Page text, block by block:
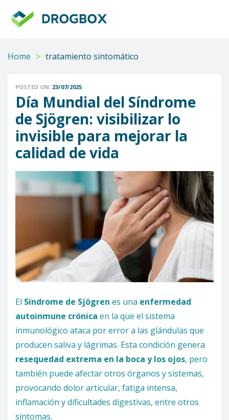
Home > tratamiento sintomático
POSTED ON: 23/07/2025
Día Mundial del Síndrome
de Sjögren: visibilizar lo
invisible para mejorar la
calidad de vida
El Síndrome de Sjögren es una enfermedad
autoinmune crónica en la que el sistema
inmunológico ataca por error a las glándulas que
producen saliva y lágrimas. Esta condición genera
resequedad extrema en la boca y los ojos, pero
también puede afectar otros órganos y sistemas,
provocando dolor articular, fatiga intensa,
inflamación y dificultades digestivas, entre otros
síntomas.